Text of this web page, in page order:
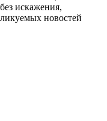
искажения,
новостей